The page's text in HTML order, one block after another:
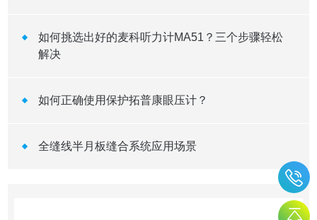
如何挑选出好的麦科听力计MA51？三个步骤轻松
解决
如何正确使用保护拓普康眼压计？
全缝线半月板缝合系统应用场景